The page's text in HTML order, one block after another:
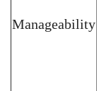
Manageability